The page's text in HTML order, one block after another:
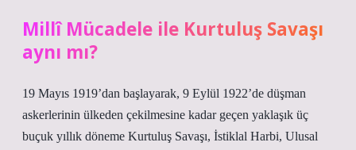
Millî Mücadele ile Kurtuluş Savaşı
aynı mı?
19 Mayıs 1919’dan başlayarak, 9 Eylül 1922’de düşman
askerlerinin ülkeden çekilmesine kadar geçen yaklaşık üç
buçuk yıllık döneme Kurtuluş Savaşı, İstiklal Harbi, Ulusal